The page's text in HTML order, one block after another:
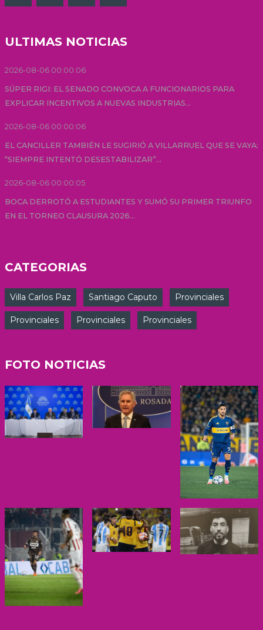
ULTIMAS NOTICIAS
2026-08-06 00:00:06
SÚPER RIGI: EL SENADO CONVOCA A FUNCIONARIOS PARA
EXPLICAR INCENTIVOS A NUEVAS INDUSTRIAS...
2026-08-06 00:00:06
EL CANCILLER TAMBIÉN LE SUGIRIÓ A VILLARRUEL QUE SE VAYA:
“SIEMPRE INTENTÓ DESESTABILIZAR”...
2026-08-06 00:00:05
BOCA DERROTÓ A ESTUDIANTES Y SUMÓ SU PRIMER TRIUNFO
EN EL TORNEO CLAUSURA 2026...
CATEGORIAS
Villa Carlos Paz Santiago Caputo Provinciales
Provinciales Provinciales Provinciales
FOTO NOTICIAS